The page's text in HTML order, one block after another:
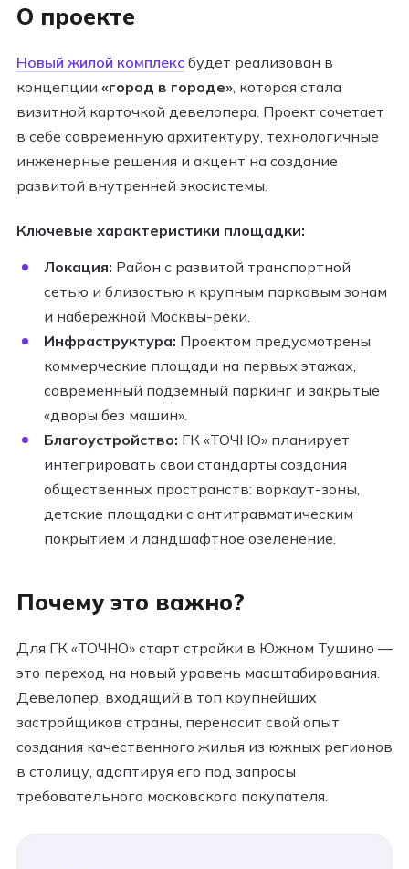
О проекте
Новый жилой комплекс будет реализован в
концепции «город в городе» , которая стала
визитной карточкой девелопера. Проект сочетает
в себе современную архитектуру, технологичные
инженерные решения и акцент на создание
развитой внутренней экосистемы.
Ключевые характеристики площадки:
Локация: Район с развитой транспортной
сетью и близостью к крупным парковым зонам
и набережной Москвы-реки.
Инфраструктура: Проектом предусмотрены
коммерческие площади на первых этажах,
современный подземный паркинг и закрытые
«дворы без машин».
Благоустройство: ГК «ТОЧНО» планирует
интегрировать свои стандарты создания
общественных пространств: воркаут-зоны,
детские площадки с антитравматическим
покрытием и ландшафтное озеленение.
Почему это важно?
Для ГК «ТОЧНО» старт стройки в Южном Тушино —
это переход на новый уровень масштабирования.
Девелопер, входящий в топ крупнейших
застройщиков страны, переносит свой опыт
создания качественного жилья из южных регионов
в столицу, адаптируя его под запросы
требовательного московского покупателя.